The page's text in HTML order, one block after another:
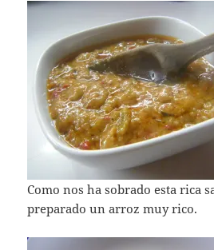
Como nos ha sobrado esta rica
preparado un arroz muy rico.